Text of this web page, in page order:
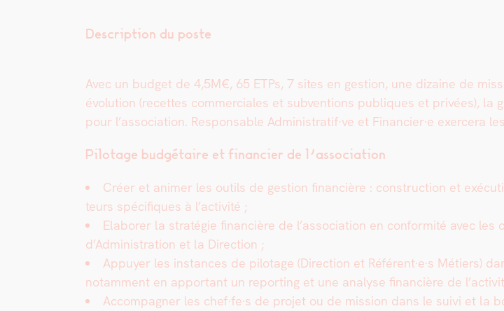
Description du poste
Avec un bud­get de 4,5M€, 65 ETPs, 7 sites en ges­tion, une dizaine de
évo­lu­tion (recettes com­mer­ciales et sub­ven­tions publiques et privées),
pour l’association. Respon­s­able Administratif·ve et Financier·e exercera
Pilotage budgé­taire et financier de l’association
Créer et ani­mer les out­ils de ges­tion finan­cière : con­struc­tion et
teurs spé­ci­fiques à l’ac­tiv­ité ;
Ela­bor­er la stratégie finan­cière de l’association en con­for­mité avec
d’Administration et la Direc­tion ;
Appuy­er les instances de pilotage (Direc­tion et Référent·e·s Métiers)
notam­ment en appor­tant un report­ing et une analyse finan­cière de
Accom­pa­g­n­er les chef·fe·s de pro­jet ou de mis­sion dans le suivi et la